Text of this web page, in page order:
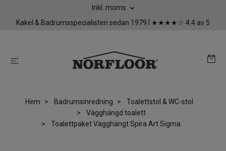
Inkl. moms
Kakel & Badrumsspecialisten sedan 1979 I ★★★★☆ 4.4 av 5
Hem Badrumsinredning
Toalettstol & WC-stol
Vägghängd toalett
Toalettpaket Vägghängt Spira Art Sigma